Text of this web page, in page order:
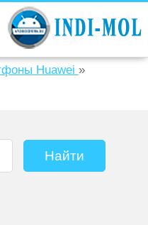
Huawei »